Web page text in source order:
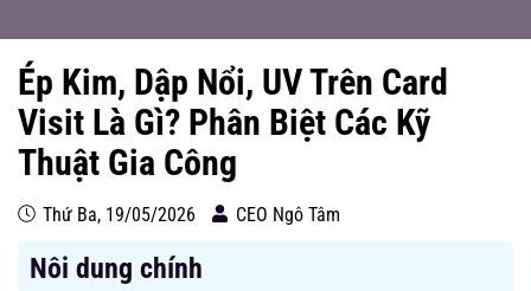
Ép Kim, Dập Nổi, UV Trên Card
Visit Là Gì? Phân Biệt Các Kỹ
Thuật Gia Công
Thứ Ba, 19/05/2026 CEO Ngô Tâm
Nôi dung chính